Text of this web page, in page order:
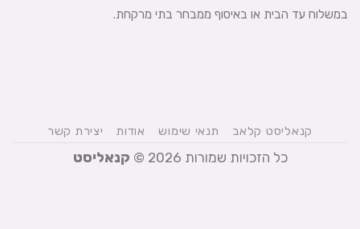
במשלוח עד הבית או באיסוף ממבחר בתי מרקחת.
קנאליסט קלאב תנאי שימוש אודות יצירת קשר
כל הזכויות שמורות 2026 © קנאליסט